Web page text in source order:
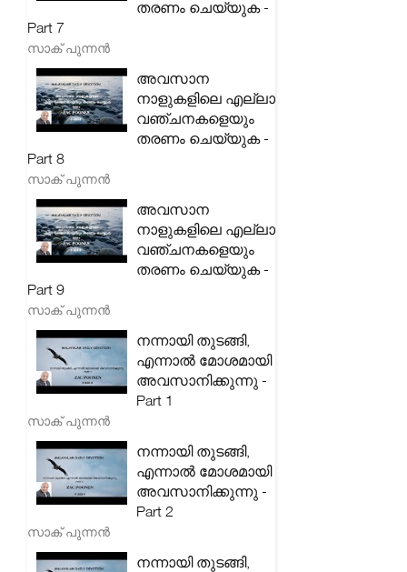
തരണം ചെയ്യുക -
Part 7
സാക് പുന്നൻ
അവസാന
നാളുകളിലെ എല്ലാ
വഞ്ചനകളെയും
തരണം ചെയ്യുക -
Part 8
സാക് പുന്നൻ
അവസാന
നാളുകളിലെ എല്ലാ
വഞ്ചനകളെയും
തരണം ചെയ്യുക -
Part 9
സാക് പുന്നൻ
നന്നായി തുടങ്ങി,
എന്നാൽ മോശമായി
അവസാനിക്കുന്നു -
Part 1
സാക് പുന്നൻ
നന്നായി തുടങ്ങി,
എന്നാൽ മോശമായി
അവസാനിക്കുന്നു -
Part 2
സാക് പുന്നൻ
നന്നായി തുടങ്ങി,